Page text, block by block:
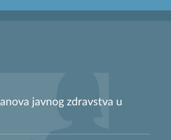
javnog zdravstva u